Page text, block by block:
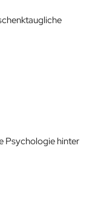
Psychologie hinter